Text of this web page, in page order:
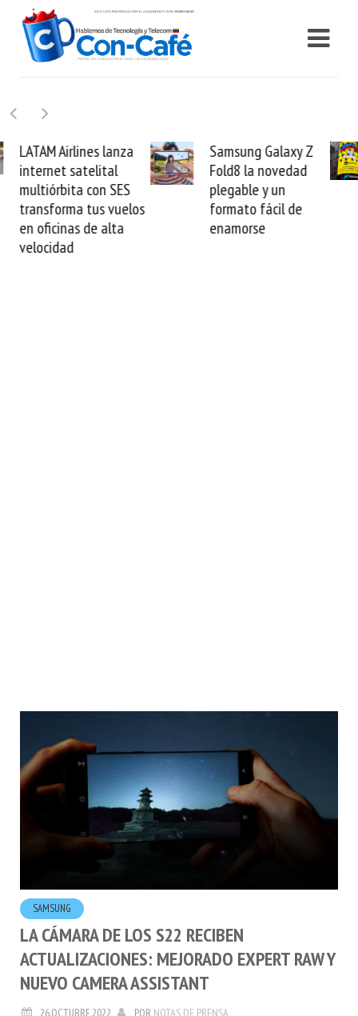
Samsung Galaxy Z
Fold8 la novedad
plegable y un
formato fácil de
enamorse
Cashea levanta 100
millones de dólares y
valida el crédito del
venezolano ante el
mundo
SAMSUNG
LA CÁMARA DE LOS S22 RECIBEN
ACTUALIZACIONES: MEJORADO EXPERT RAW Y
NUEVO CAMERA ASSISTANT